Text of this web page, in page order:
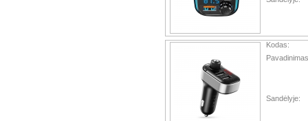
Kodas:
Sandėlyje: